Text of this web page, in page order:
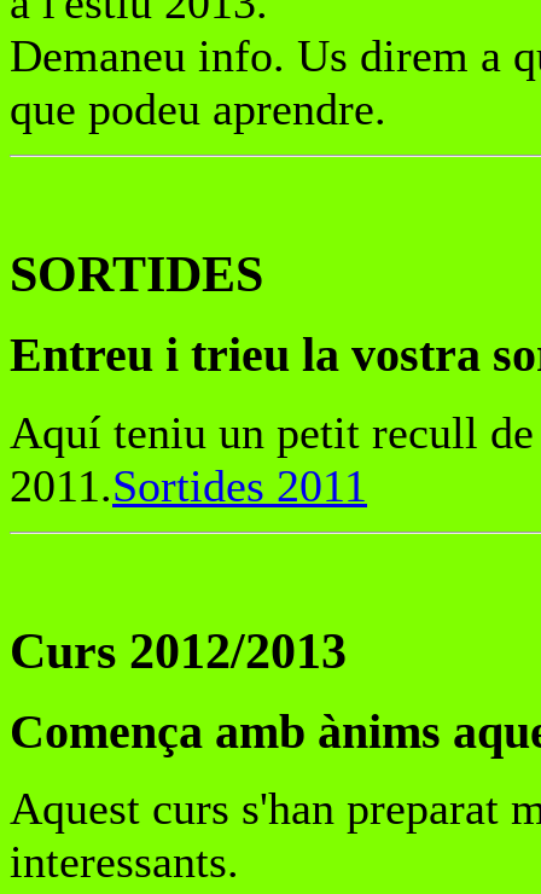
Demaneu info. Us direm a
que podeu aprendre.
SORTIDES
Entreu i trieu la vostra
Aquí teniu un petit recull
2011.Sortides 2011
Curs 2012/2013
Comença amb ànims
Aquest curs s'han preparat
interessants.